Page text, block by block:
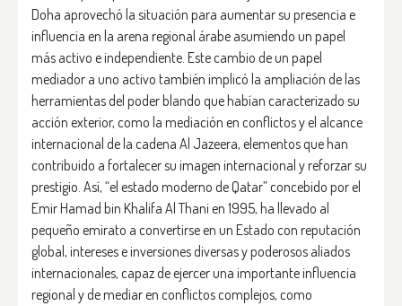
Doha aprovechó la situación para aumentar su presencia e
influencia en la arena regional árabe asumiendo un papel
más activo e independiente. Este cambio de un papel
mediador a uno activo también implicó la ampliación de las
herramientas del poder blando que habían caracterizado su
acción exterior, como la mediación en conflictos y el alcance
internacional de la cadena Al Jazeera, elementos que han
contribuido a fortalecer su imagen internacional y reforzar su
prestigio. Así, “el estado moderno de Qatar” concebido por el
Emir Hamad bin Khalifa Al Thani en 1995, ha llevado al
pequeño emirato a convertirse en un Estado con reputación
global, intereses e inversiones diversas y poderosos aliados
internacionales, capaz de ejercer una importante influencia
regional y de mediar en conflictos complejos, como